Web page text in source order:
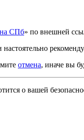
СПб» по внешней
настоятельно
отмена, иначе вы
о вашей